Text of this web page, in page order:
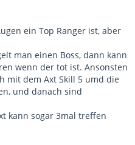
ein Top Ranger ist, aber
man einen Boss, dann kann
wenn der tot ist. Ansonsten
mit dem Axt Skill 5 umd die
und danach sind
kann sogar 3mal treffen